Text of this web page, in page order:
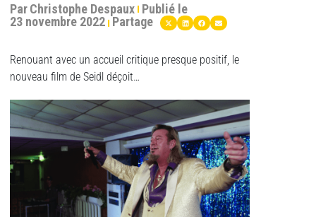
ParChristophe Despaux Publié le
23 novembre 2022 Partage
Renouant avec un accueil critique presque positif, le
nouveau film de Seidl déçoit…